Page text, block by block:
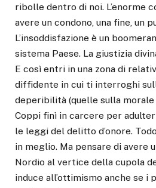
ribolle dentro di noi. L’enorme
avere un condono, una fine, un
L’insoddisfazione è un
sistema Paese. La giustizia
E così entri in una zona di
diffidente in cui ti interroghi
deperibilità (quelle sulla morale
Coppi finì in carcere per
le leggi del delitto d’onore.
in meglio. Ma pensare di avere
Nordio al vertice della cupola
induce all’ottimismo anche se i